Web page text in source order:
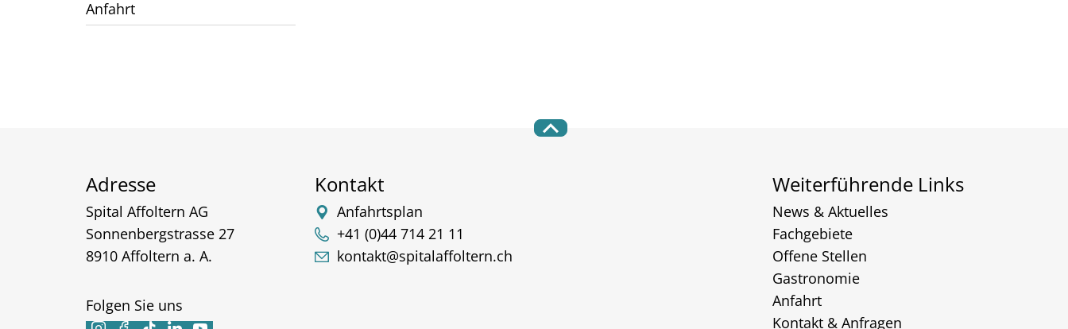
Anfahrt
Adresse
Spital Affoltern AG
Sonnenbergstrasse 27
8910 Affoltern a. A.
Folgen Sie uns
Kontakt
Anfahrtsplan
+41 (0)44 714 21 11
kontakt@spitalaffoltern.ch
Weiterführende Links
News & Aktuelles
Fachgebiete
Offene Stellen
Gastronomie
Anfahrt
Kontakt & Anfragen